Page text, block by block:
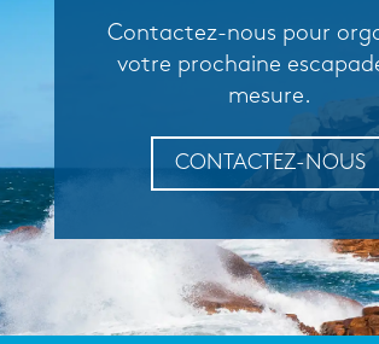
Contactez-nous pour
votre prochaine
mesure.
CONTACTEZ-NOUS